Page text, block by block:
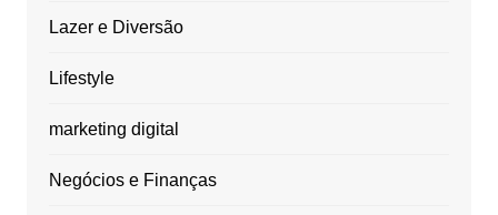
Lazer e Diversão
Lifestyle
marketing digital
Negócios e Finanças